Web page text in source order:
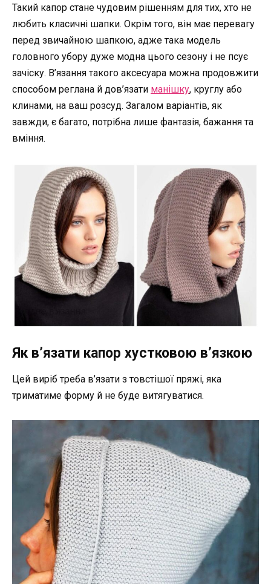
Такий капор стане чудовим рішенням для тих, хто не
любить класичні шапки. Окрім того, він має перевагу
перед звичайною шапкою, адже така модель
головного убору дуже модна цього сезону і не псує
зачіску. В’язання такого аксесуара можна продовжити
способом реглана й дов’язати манішку, круглу або
клинами, на ваш розсуд. Загалом варіантів, як
завжди, є багато, потрібна лише фантазія, бажання та
вміння.
Як в’язати капор хустковою в’язкою
Цей виріб треба в’язати з товстішої пряжі, яка
триматиме форму й не буде витягуватися.